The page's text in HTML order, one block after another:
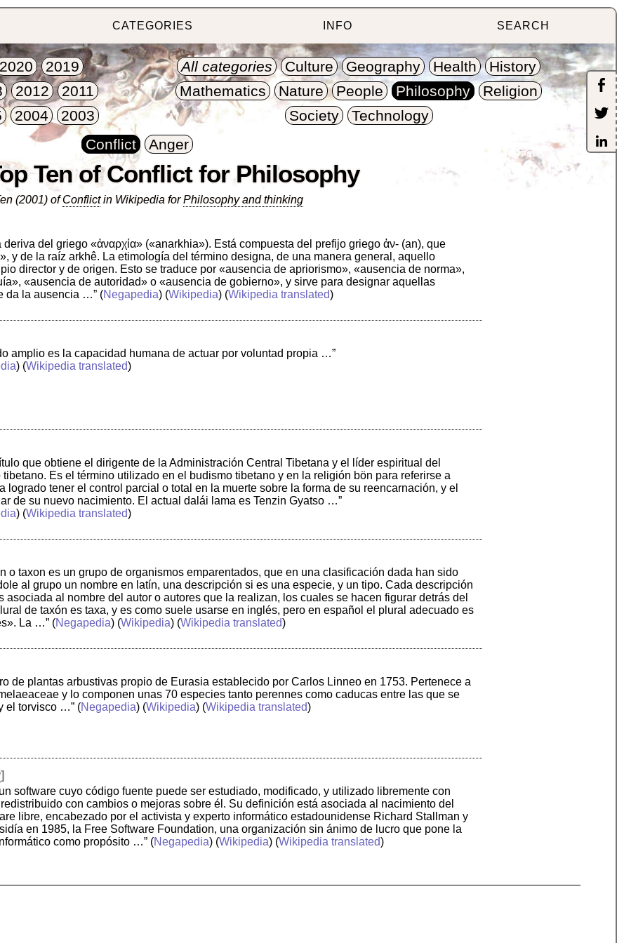
CATEGORIES INFO SEARCH
2020
2019
2012
2011
2004 2003
All categories Culture Geography Health
History
Mathematics
Nature People Philosophy
Religion
Society
Technology
Conflict
Anger
Ten of Conflict for Philosophy
(2001) ofConflictin Wikipedia forPhilosophy and thinking
deriva del griego «ἀναρχία» («anarkhia»). Está compuesta del prefijo griego ἀν- (an), que
y de la raíz arkhê. La etimología del término designa, de una manera general, aquello
director y de origen. Esto se traduce por «ausencia de apriorismo», «ausencia de norma»,
«ausencia de autoridad» o «ausencia de gobierno», y sirve para designar aquellas
da la ausencia …” (Negapedia) (Wikipedia) (Wikipedia translated)
amplio es la capacidad humana de actuar por voluntad propia …”
) (Wikipedia translated)
que obtiene el dirigente de la Administración Central Tibetana y el líder espiritual del
tibetano. Es el término utilizado en el budismo tibetano y en la religión bön para referirse a
logrado tener el control parcial o total en la muerte sobre la forma de su reencarnación, y el
de su nuevo nacimiento. El actual dalái lama es Tenzin Gyatso …”
) (Wikipedia translated)
o taxon es un grupo de organismos emparentados, que en una clasificación dada han sido
al grupo un nombre en latín, una descripción si es una especie, y un tipo. Cada descripción
asociada al nombre del autor o autores que la realizan, los cuales se hacen figurar detrás del
de taxón es taxa, y es como suele usarse en inglés, pero en español el plural adecuado es
La …” (Negapedia) (Wikipedia) (Wikipedia translated)
de plantas arbustivas propio de Eurasia establecido por Carlos Linneo en 1753. Pertenece a
y lo componen unas 70 especies tanto perennes como caducas entre las que se
el torvisco …” (Negapedia) (Wikipedia) (Wikipedia translated)
]
software cuyo código fuente puede ser estudiado, modificado, y utilizado libremente con
con cambios o mejoras sobre él. Su definición está asociada al nacimiento del
libre, encabezado por el activista y experto informático estadounidense Richard Stallman y
en 1985, la Free Software Foundation, una organización sin ánimo de lucro que pone la
como propósito …” (Negapedia) (Wikipedia) (Wikipedia translated)